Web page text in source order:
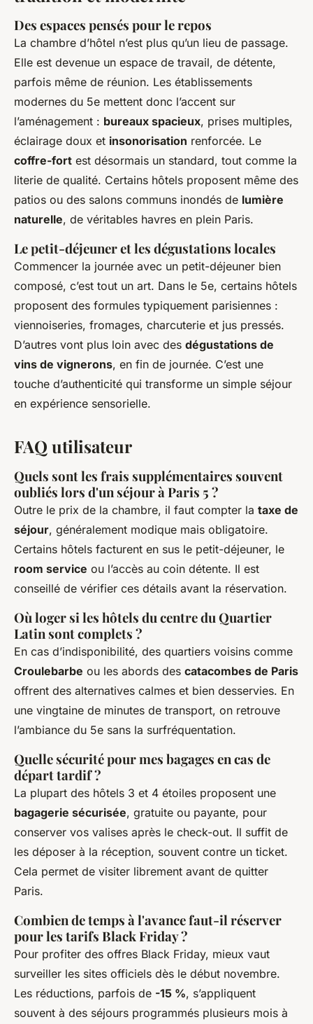
Des espaces pensés pour le repos
La chambre d’hôtel n’est plus qu’un lieu de passage.
Elle est devenue un espace de travail, de détente,
parfois même de réunion. Les établissements
modernes du 5e mettent donc l’accent sur
l’aménagement : bureaux spacieux, prises multiples,
éclairage doux et insonorisation renforcée. Le
coffre-fort est désormais un standard, tout comme la
literie de qualité. Certains hôtels proposent même des
patios ou des salons communs inondés de lumière
naturelle, de véritables havres en plein Paris.
Le petit-déjeuner et les dégustations locales
Commencer la journée avec un petit-déjeuner bien
composé, c’est tout un art. Dans le 5e, certains hôtels
proposent des formules typiquement parisiennes :
viennoiseries, fromages, charcuterie et jus pressés.
D’autres vont plus loin avec des dégustations de
vins de vignerons, en fin de journée. C’est une
touche d’authenticité qui transforme un simple séjour
en expérience sensorielle.
FAQ utilisateur
Quels sont les frais supplémentaires souvent
oubliés lors d'un séjour à Paris 5 ?
Outre le prix de la chambre, il faut compter la taxe de
séjour, généralement modique mais obligatoire.
Certains hôtels facturent en sus le petit-déjeuner, le
room service ou l’accès au coin détente. Il est
conseillé de vérifier ces détails avant la réservation.
Où loger si les hôtels du centre du Quartier
Latin sont complets ?
En cas d’indisponibilité, des quartiers voisins comme
Croulebarbe ou les abords des catacombes de Paris
offrent des alternatives calmes et bien desservies. En
une vingtaine de minutes de transport, on retrouve
l’ambiance du 5e sans la surfréquentation.
Quelle sécurité pour mes bagages en cas de
départ tardif ?
La plupart des hôtels 3 et 4 étoiles proposent une
bagagerie sécurisée, gratuite ou payante, pour
conserver vos valises après le check-out. Il suffit de
les déposer à la réception, souvent contre un ticket.
Cela permet de visiter librement avant de quitter
Paris.
Combien de temps à l'avance faut-il réserver
pour les tarifs Black Friday ?
Pour profiter des offres Black Friday, mieux vaut
surveiller les sites officiels dès le début novembre.
Les réductions, parfois de -15 %, s’appliquent
souvent à des séjours programmés plusieurs mois à